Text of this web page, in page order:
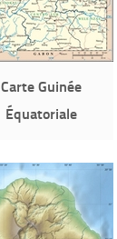
Carte Guinée
Équatoriale